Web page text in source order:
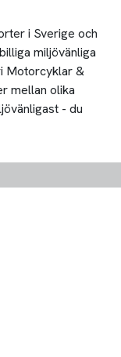
i Sverige och
miljövänliga
Motorcyklar &
mellan olika
- du